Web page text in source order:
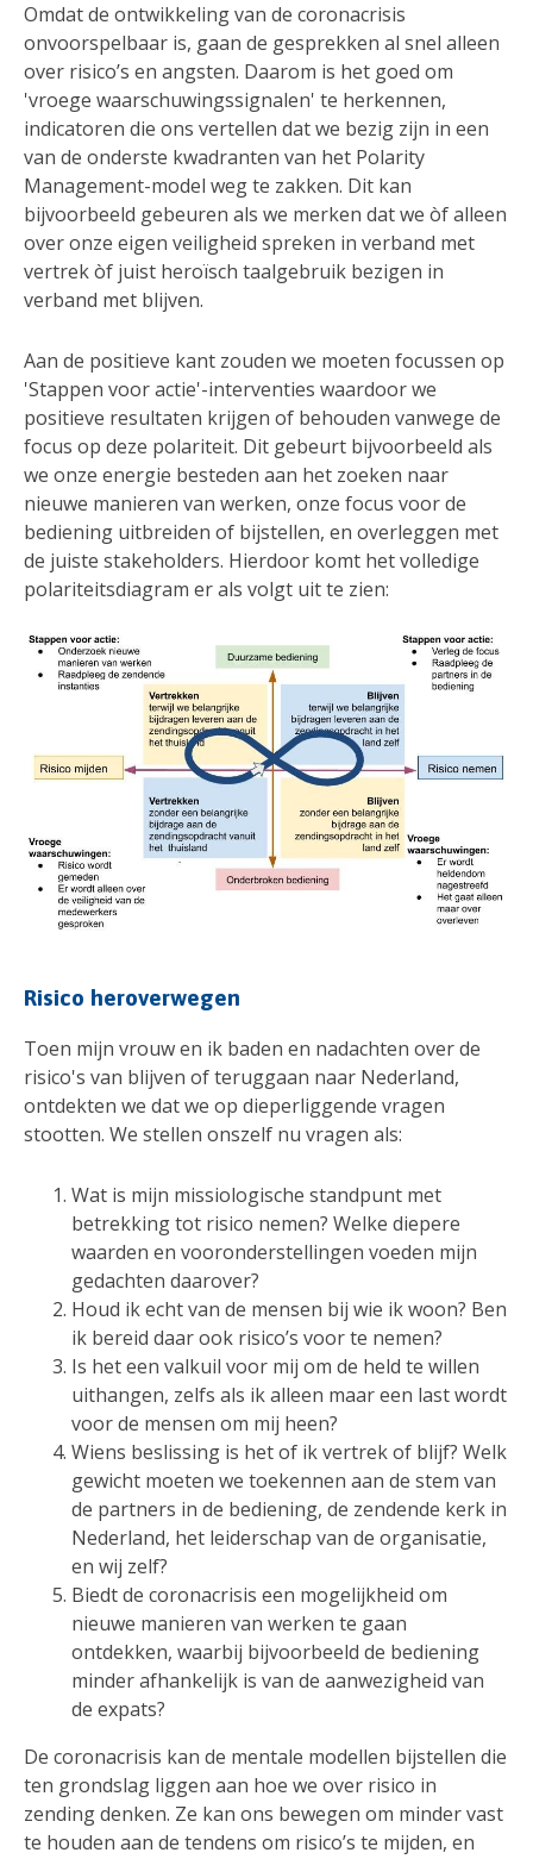
Omdat de ontwikkeling van de coronacrisis
onvoorspelbaar is, gaan de gesprekken al snel alleen
over risico’s en angsten. Daarom is het goed om
'vroege waarschuwingssignalen' te herkennen,
indicatoren die ons vertellen dat we bezig zijn in een
van de onderste kwadranten van het Polarity
Management-model weg te zakken. Dit kan
bijvoorbeeld gebeuren als we merken dat we òf alleen
over onze eigen veiligheid spreken in verband met
vertrek òf juist heroïsch taalgebruik bezigen in
verband met blijven.
Aan de positieve kant zouden we moeten focussen op
'Stappen voor actie'-interventies waardoor we
positieve resultaten krijgen of behouden vanwege de
focus op deze polariteit. Dit gebeurt bijvoorbeeld als
we onze energie besteden aan het zoeken naar
nieuwe manieren van werken, onze focus voor de
bediening uitbreiden of bijstellen, en overleggen met
de juiste stakeholders. Hierdoor komt het volledige
polariteitsdiagram er als volgt uit te zien:
Risico heroverwegen
Toen mijn vrouw en ik baden en nadachten over de
risico's van blijven of teruggaan naar Nederland,
ontdekten we dat we op dieperliggende vragen
stootten. We stellen onszelf nu vragen als:
Wat is mijn missiologische standpunt met
betrekking tot risico nemen? Welke diepere
waarden en vooronderstellingen voeden mijn
gedachten daarover?
Houd ik echt van de mensen bij wie ik woon? Ben
ik bereid daar ook risico’s voor te nemen?
Is het een valkuil voor mij om de held te willen
uithangen, zelfs als ik alleen maar een last wordt
voor de mensen om mij heen?
Wiens beslissing is het of ik vertrek of blijf? Welk
gewicht moeten we toekennen aan de stem van
de partners in de bediening, de zendende kerk in
Nederland, het leiderschap van de organisatie,
en wij zelf?
Biedt de coronacrisis een mogelijkheid om
nieuwe manieren van werken te gaan
ontdekken, waarbij bijvoorbeeld de bediening
minder afhankelijk is van de aanwezigheid van
de expats?
De coronacrisis kan de mentale modellen bijstellen die
ten grondslag liggen aan hoe we over risico in
zending denken. Ze kan ons bewegen om minder vast
te houden aan de tendens om risico’s te mijden, en